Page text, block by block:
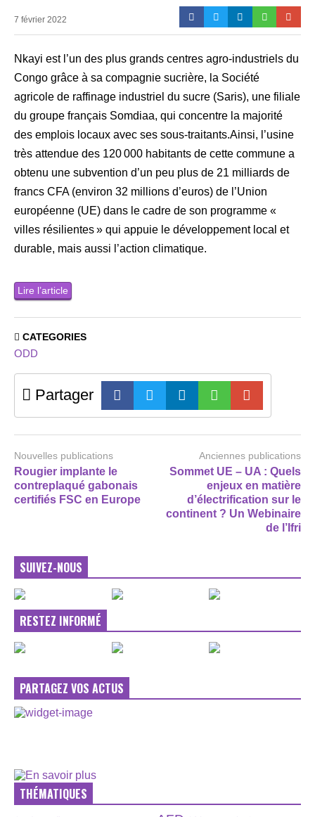
7 février 2022
Nkayi est l’un des plus grands centres agro-industriels du
Congo grâce à sa compagnie sucrière, la Société
agricole de raffinage industriel du sucre (Saris), une filiale
du groupe français Somdiaa, qui concentre la majorité
des emplois locaux avec ses sous-traitants.Ainsi, l’usine
très attendue des 120 000 habitants de cette commune a
obtenu une subvention d’un peu plus de 21 milliards de
francs CFA (environ 32 millions d’euros) de l’Union
européenne (UE) dans le cadre de son programme «
villes résilientes » qui appuie le développement local et
durable, mais aussi l’action climatique.
Lire l’article
CATEGORIES
ODD
Partager
Nouvelles publications
Rougier implante le
contreplaqué gabonais
certifiés FSC en Europe
Anciennes publications
Sommet UE – UA : Quels
enjeux en matière
d’électrification sur le
continent ? Un Webinaire
de l’Ifri
SUIVEZ-NOUS
RESTEZ INFORMÉ
PARTAGEZ VOS ACTUS
THÉMATIQUES